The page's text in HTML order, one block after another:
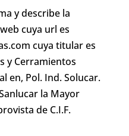
y describe la
cuya url es
cuya titular es
y Cerramientos
en, Pol. Ind. Solucar.
la Mayor
de C.I.F.